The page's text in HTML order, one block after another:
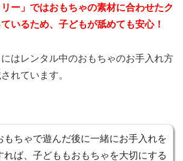
リー」ではおもちゃの素材に合わせたク
いるため、子どもが舐めても安心！
はレンタル中のおもちゃのお手入れ方
れています。
もちゃで遊んだ後に一緒にお手入れを
れば、子どももおもちゃを大切にする